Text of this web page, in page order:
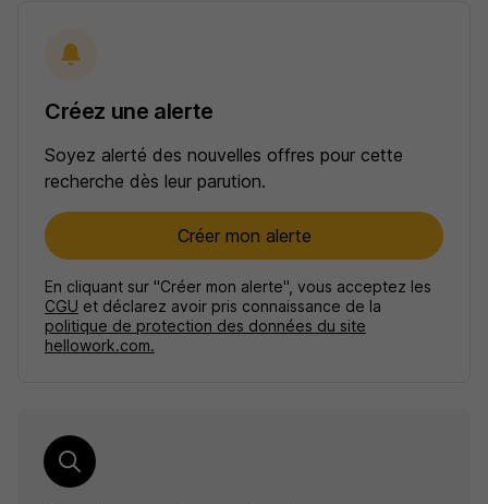
Créez une alerte
Soyez alerté des nouvelles offres pour cette
recherche dès leur parution.
Créer mon alerte
En cliquant sur "Créer mon alerte", vous acceptez les
CGU et déclarez avoir pris connaissance de la
politique de protection des données du site
hellowork.com.